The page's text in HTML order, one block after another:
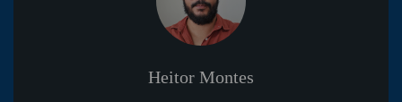
Heitor Montes